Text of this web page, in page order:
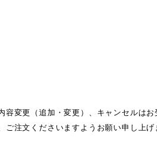
変更（追加・変更）、キャンセルはお
注文くださいますようお願い申し上げ